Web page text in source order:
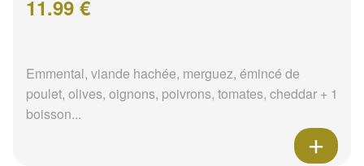
11.99 €
Emmental, viande hachée, merguez, émincé de
poulet, olives, oignons, poivrons, tomates, cheddar + 1
boisson...